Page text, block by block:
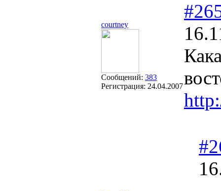
courtney
Сообщений: 383
Регистрация: 24.04.2007